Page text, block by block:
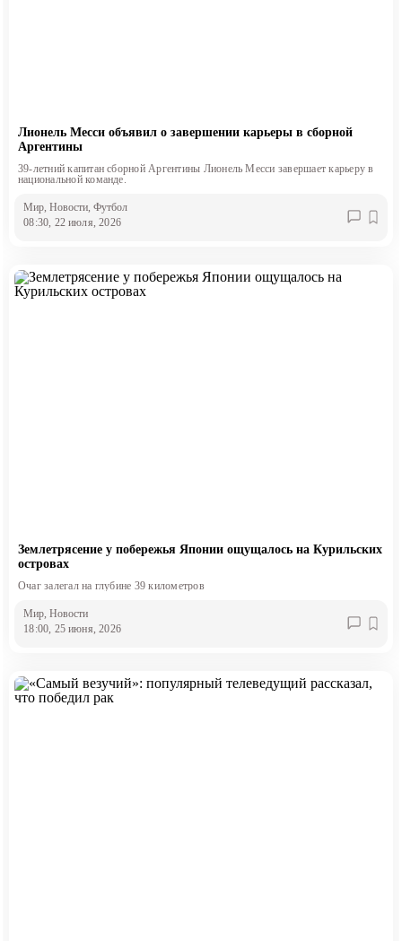
Лионель Месси объявил о завершении карьеры в сборной
Аргентины
39-летний капитан сборной Аргентины Лионель Месси завершает карьеру в
национальной команде.
Мир, Новости, Футбол
08:30, 22 июля, 2026
Землетрясение у побережья Японии ощущалось на Курильских
островах
Очаг залегал на глубине 39 километров
Мир, Новости
18:00, 25 июня, 2026